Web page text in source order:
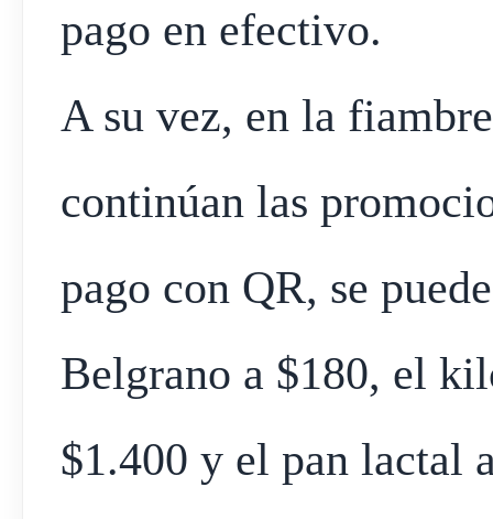
pago en efectivo.
A su vez, en la
continúan las
pago con QR, se
Belgrano a $180, el
$1.400 y el pan lactal